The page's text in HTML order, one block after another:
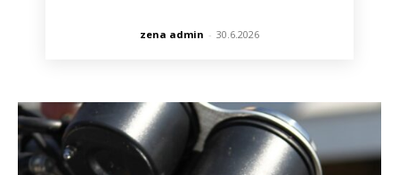
zena admin - 30.6.2026